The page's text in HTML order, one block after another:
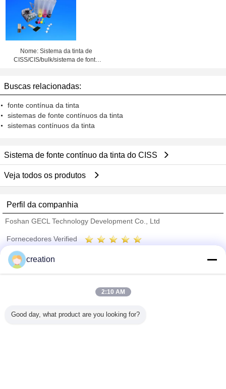
Nome: Sistema da tinta de
CISS/CIS/bulk/sistema de fonte
Buscas relacionadas:
fonte contínua da tinta
sistemas de fonte contínuos da tinta
sistemas contínuos da tinta
Sistema de fonte contínuo da tinta do CISS
Veja todos os produtos
Perfil da companhia
Foshan GECL Technology Development Co., Ltd
Fornecedores Verified
Trust Seal
Todos os Produtos
creation
2:10 AM
Good day, what product are you looking for?